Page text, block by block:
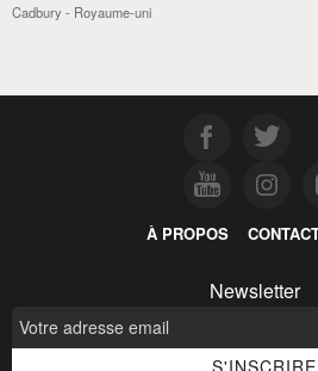
Cadbury - Royaume-uni
À PROPOS
Newsletter